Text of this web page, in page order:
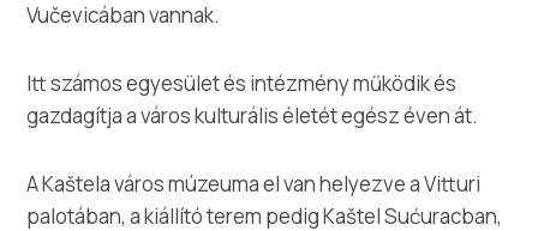
Vučevicában vannak.
Itt számos egyesület és intézmény működik és
gazdagítja a város kulturális életét egész éven át.
A Kaštela város múzeuma el van helyezve a Vitturi
palotában, a kiállító terem pedig Kaštel Sućuracban,